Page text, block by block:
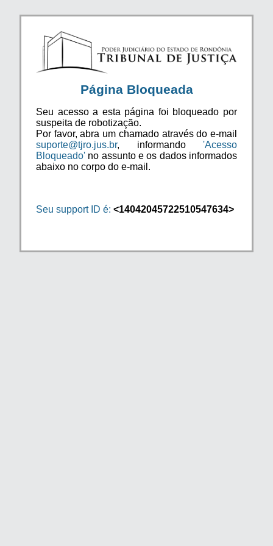
Página Bloqueada
Seu acesso a esta página foi bloqueado por
suspeita de robotização.
Por favor, abra um chamado através do e-mail
suporte@tjro.jus.br, informando 'Acesso
Bloqueado' no assunto e os dados informados
abaixo no corpo do e-mail.
Seu support ID é: <14042045722510547634>